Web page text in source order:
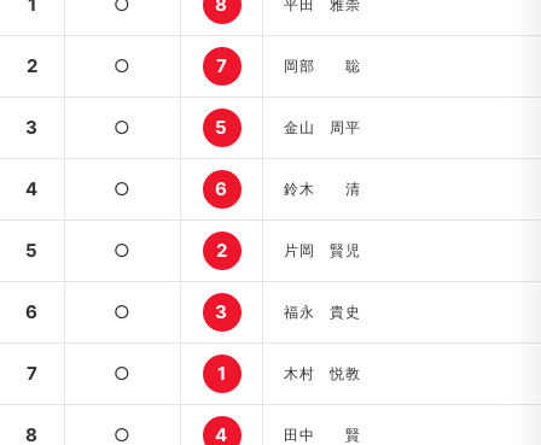
1 ○ 8 平田 雅崇
2 ○ 7 岡部 聡
3 ○ 5 金山 周平
4 ○ 6 鈴木 清
5 ○ 2 片岡 賢児
6 ○ 3 福永 貴史
7 ○ 1 木村 悦教
8 ○ 4 田中 賢